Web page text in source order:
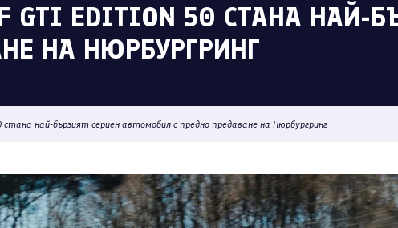
GTI EDITION 50 СТАНА НАЙ-
НА НЮРБУРГРИНГ
стана най-бързият сериен автомобил с предно предаване на Нюрбургринг